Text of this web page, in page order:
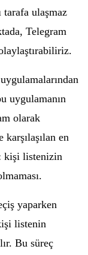
tarafa ulaşmaz
Telegram
uygulamanın
olarak
en
kişi listenizin
yaparken
listenin
Bu süreç